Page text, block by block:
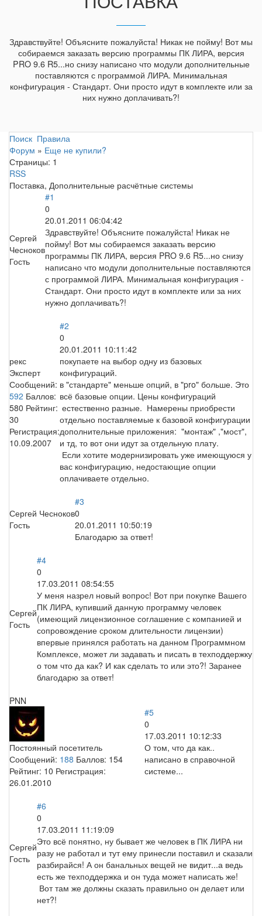
Здравствуйте! Объясните пожалуйста! Никак не пойму! Вот мы
собираемся заказать версию программы ПК ЛИРА, версия
PRO 9.6 R5...но снизу написано что модули дополнительные
поставляются с программой ЛИРА. Минимальная
конфигурация - Стандарт. Они просто идут в комплекте или за
них нужно доплачивать?!
Поиск Правила
Форум » Еще не купили?
Страницы: 1
RSS
Поставка, Дополнительные расчётные системы
Сергей
Чесноков
Гость
#1
0
20.01.2011 06:04:42
Здравствуйте! Объясните пожалуйста! Никак не
пойму! Вот мы собираемся заказать версию
программы ПК ЛИРА, версия PRO 9.6 R5...но снизу
написано что модули дополнительные поставляются
с программой ЛИРА. Минимальная конфигурация -
Стандарт. Они просто идут в комплекте или за них
нужно доплачивать?!
рекс
Эксперт
Сообщений:
592 Баллов:
580 Рейтинг:
30
Регистрация:
10.09.2007
#2
0
20.01.2011 10:11:42
покупаете на выбор одну из базовых
конфигураций.
в "стандарте" меньше опций, в "pro" больше. Это
всё базовые опции. Цены конфигураций
естественно разные. Намерены приобрести
отдельно поставляемые к базовой конфигурации
дополнительные приложения: "монтаж" ,"мост",
и тд, то вот они идут за отдельную плату.
Если хотите модернизировать уже имеющуюся у
вас конфигурацию, недостающие опции
оплачиваете отдельно.
Сергей Чесноков
Гость
#3
0
20.01.2011 10:50:19
Благодарю за ответ!
Сергей
Гость
#4
0
17.03.2011 08:54:55
У меня назрел новый вопрос! Вот при покупке Вашего
ПК ЛИРА, купивший данную программу человек
(имеющий лицензионное соглашение с компанией и
сопровождение сроком длительности лицензии)
впервые принялся работать на данном Программном
Комплексе, может ли задавать и писать в техподдержку
о том что да как? И как сделать то или это?! Заранее
благодарю за ответ!
PNN
Постоянный посетитель
Сообщений: 188 Баллов: 154
Рейтинг: 10 Регистрация:
26.01.2010
#5
0
17.03.2011 10:12:33
О том, что да как..
написано в справочной
системе...
Сергей
Гость
#6
0
17.03.2011 11:19:09
Это всё понятно, ну бывает же человек в ПК ЛИРА ни
разу не работал и тут ему принесли поставил и сказали
разбирайся! А он банальных вещей не видит...а ведь
есть же техподдержка и он туда может написать же!
Вот там же должны сказать правильно он делает или
нет?!